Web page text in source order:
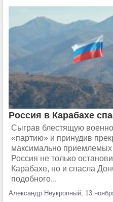
Россия в Карабахе
Сыграв блестящую
«партию» и принудив
максимально приемлемых
Россия не только
Карабахе, но и спасла
подобного...
Александр Неукропный, 13